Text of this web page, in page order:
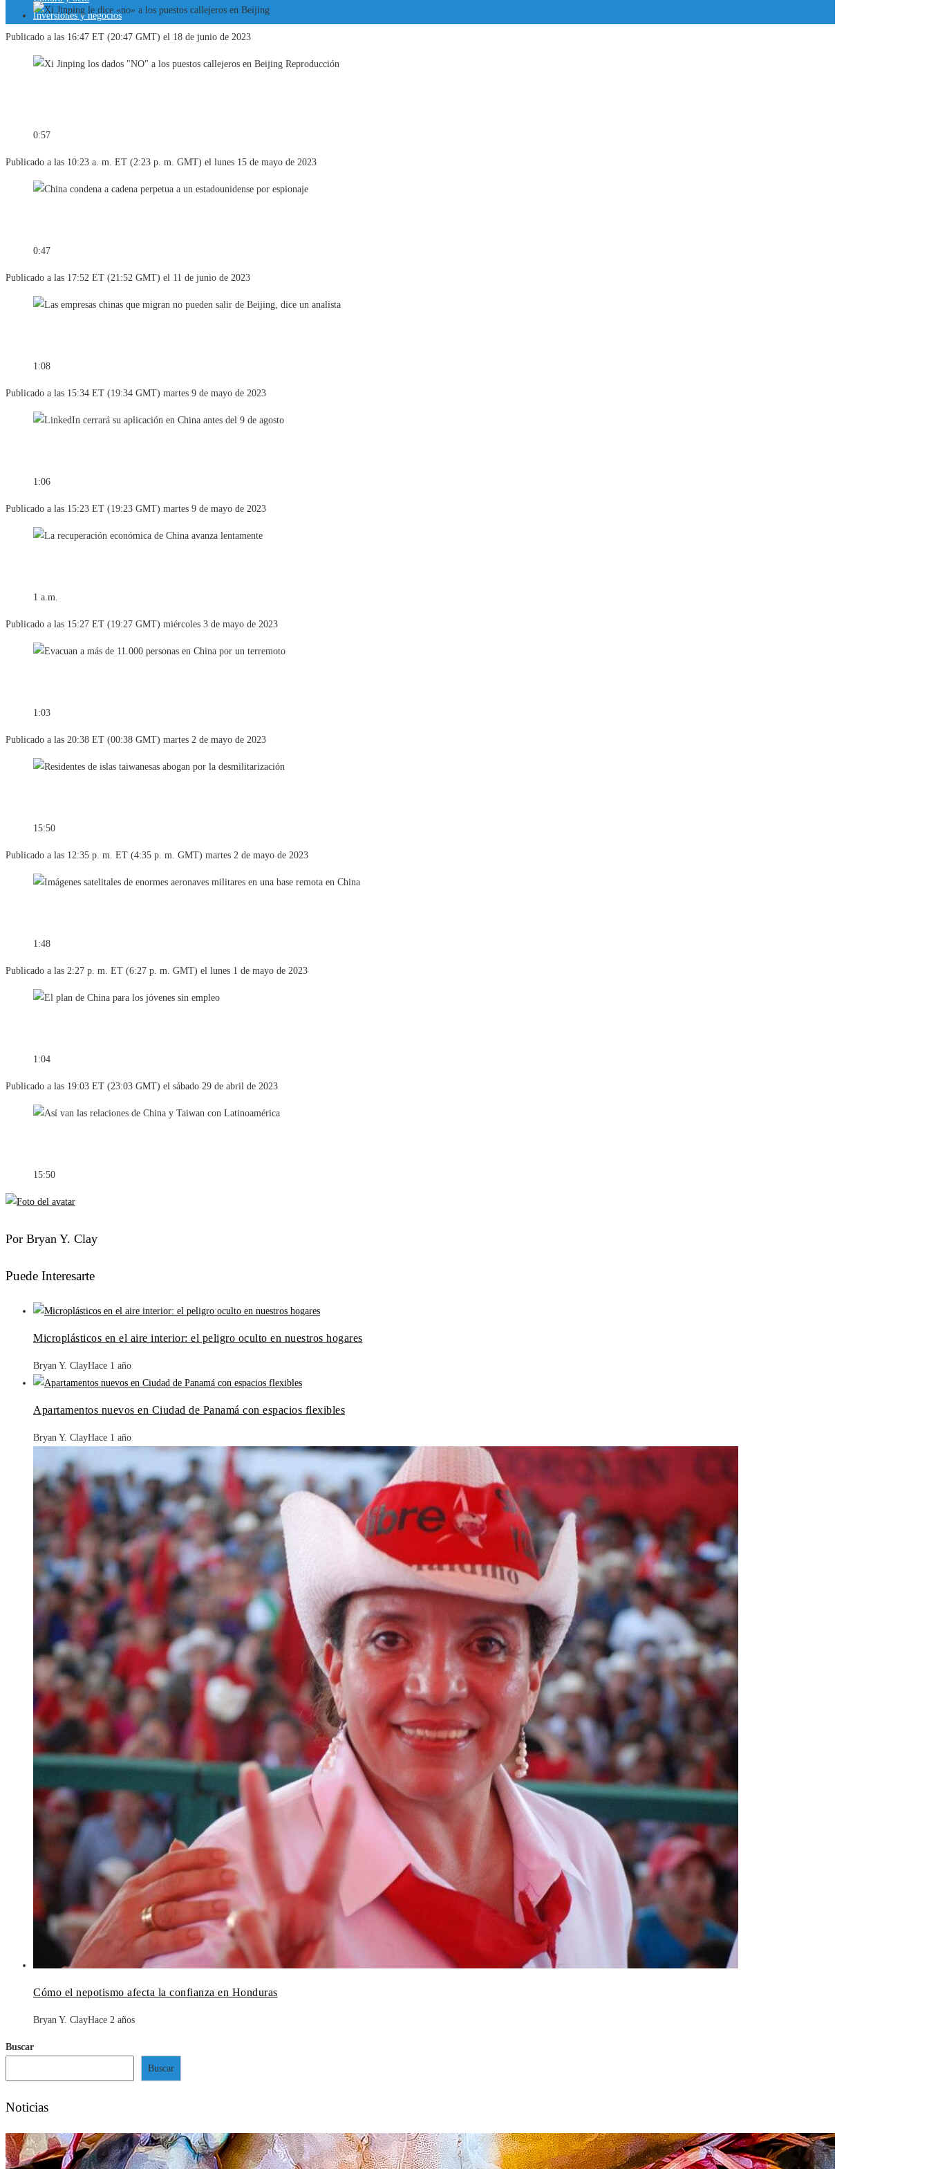
Inversiones y negocios
Publicado a las 16:47 ET (20:47 GMT) el 18 de junio de 2023
Reproducción
0:57
Publicado a las 10:23 a. m. ET (2:23 p. m. GMT) el lunes 15 de mayo de 2023
0:47
Publicado a las 17:52 ET (21:52 GMT) el 11 de junio de 2023
1:08
Publicado a las 15:34 ET (19:34 GMT) martes 9 de mayo de 2023
1:06
Publicado a las 15:23 ET (19:23 GMT) martes 9 de mayo de 2023
1 a.m.
Publicado a las 15:27 ET (19:27 GMT) miércoles 3 de mayo de 2023
1:03
Publicado a las 20:38 ET (00:38 GMT) martes 2 de mayo de 2023
15:50
Publicado a las 12:35 p. m. ET (4:35 p. m. GMT) martes 2 de mayo de 2023
1:48
Publicado a las 2:27 p. m. ET (6:27 p. m. GMT) el lunes 1 de mayo de 2023
1:04
Publicado a las 19:03 ET (23:03 GMT) el sábado 29 de abril de 2023
15:50
Por Bryan Y. Clay
Puede Interesarte
Microplásticos en el aire interior: el peligro oculto en nuestros hogares
Bryan Y. ClayHace 1 año
Apartamentos nuevos en Ciudad de Panamá con espacios flexibles
Bryan Y. ClayHace 1 año
Cómo el nepotismo afecta la confianza en Honduras
Bryan Y. ClayHace 2 años
Buscar
Buscar
Noticias